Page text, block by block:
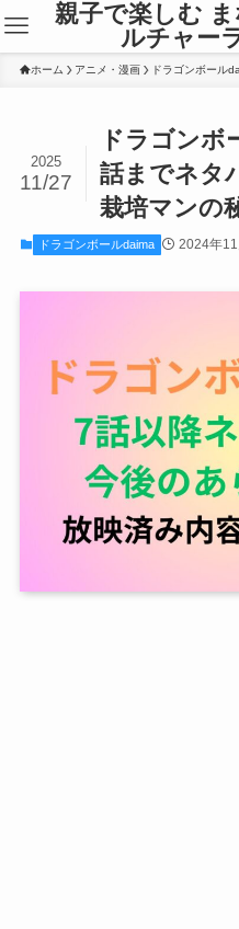
親子で楽しむ
ルチャー
ホーム アニメ・漫画 ドラゴンボール
ドラゴン
話までネタ
栽培マンの
2025
11/27
ドラゴンボールdaima 2024年11